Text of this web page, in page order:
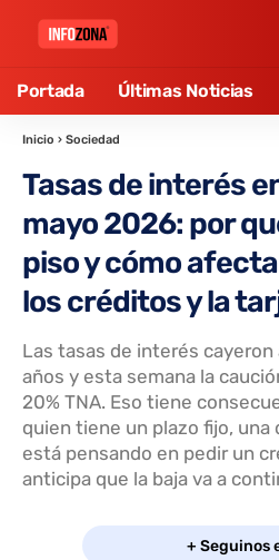
Portada Últimas Noticias
Inicio › Sociedad
Tasas de interés
mayo 2026: por
piso y cómo
los créditos y la
Las tasas de interés cayeron
años y esta semana la
20% TNA. Eso tiene
quien tiene un plazo fijo, una
está pensando en pedir un
anticipa que la baja va a
+ Seguinos